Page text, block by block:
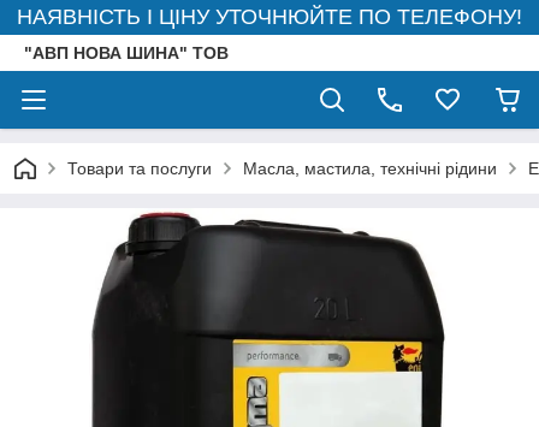
НАЯВНІСТЬ І ЦІНУ УТОЧНЮЙТЕ ПО ТЕЛЕФОНУ!
"АВП НОВА ШИНА" ТОВ
Товари та послуги Масла, мастила, технічні рідини